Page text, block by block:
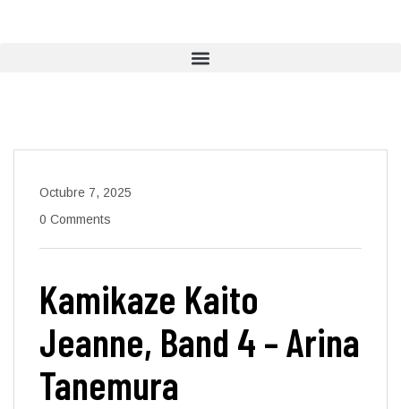
Octubre 7, 2025
0 Comments
Kamikaze Kaito
Jeanne, Band 4 – Arina
Tanemura